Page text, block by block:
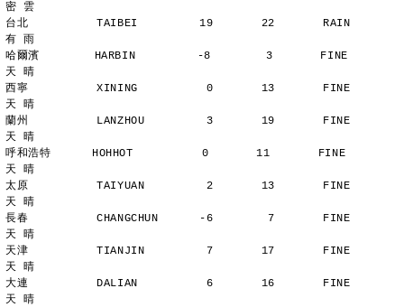
密 雲
台北          TAIBEI         19       22       RAIN
有 雨
哈爾濱        HARBIN         -8        3       FINE
天 晴
西寧          XINING          0       13       FINE
天 晴
蘭州          LANZHOU         3       19       FINE
天 晴
呼和浩特      HOHHOT          0       11       FINE
天 晴
太原          TAIYUAN         2       13       FINE
天 晴
長春          CHANGCHUN      -6        7       FINE
天 晴
天津          TIANJIN         7       17       FINE
天 晴
大連          DALIAN          6       16       FINE
天 晴